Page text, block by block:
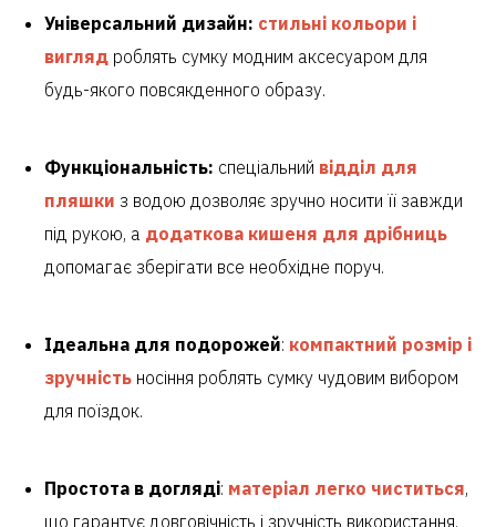
Універсальний дизайн: стильні кольори і
вигляд роблять сумку модним аксесуаром для
будь-якого повсякденного образу.
Функціональність: спеціальний відділ для
пляшки з водою дозволяє зручно носити її завжди
під рукою, а додаткова кишеня для дрібниць
допомагає зберігати все необхідне поруч.
Ідеальна для подорожей: компактний розмір і
зручність носіння роблять сумку чудовим вибором
для поїздок.
Простота в догляді: матеріал легко чиститься,
що гарантує довговічність і зручність використання.